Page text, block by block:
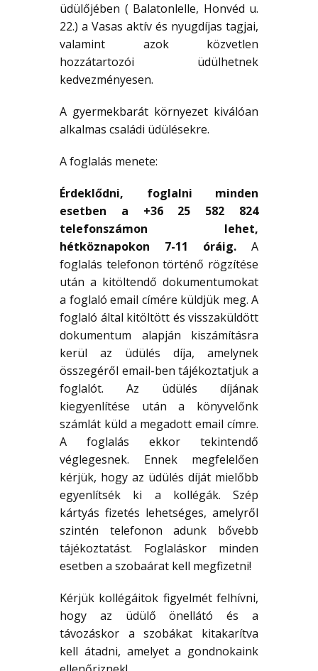
üdülőjében ( Balatonlelle, Honvéd u.
22.) a Vasas aktív és nyugdíjas tagjai,
valamint azok közvetlen
hozzátartozói üdülhetnek
kedvezményesen.
A gyermekbarát környezet kiválóan
alkalmas családi üdülésekre.
A foglalás menete:
Érdeklődni, foglalni minden
esetben a +36 25 582 824
telefonszámon lehet,
hétköznapokon 7-11 óráig. A
foglalás telefonon történő rögzítése
után a kitöltendő dokumentumokat
a foglaló email címére küldjük meg. A
foglaló által kitöltött és visszaküldött
dokumentum alapján kiszámításra
kerül az üdülés díja, amelynek
összegéről email-ben tájékoztatjuk a
foglalót. Az üdülés díjának
kiegyenlítése után a könyvelőnk
számlát küld a megadott email címre.
A foglalás ekkor tekintendő
véglegesnek. Ennek megfelelően
kérjük, hogy az üdülés díját mielőbb
egyenlítsék ki a kollégák. Szép
kártyás fizetés lehetséges, amelyről
szintén telefonon adunk bővebb
tájékoztatást. Foglaláskor minden
esetben a szobaárat kell megfizetni!
Kérjük kollégáitok figyelmét felhívni,
hogy az üdülő önellátó és a
távozáskor a szobákat kitakarítva
kell átadni, amelyet a gondnokaink